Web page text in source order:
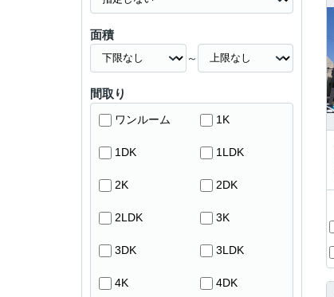
面積
～
間取り
ワンルーム 1K
1DK 1LDK
2K 2DK
2LDK 3K
3DK 3LDK
4K 4DK